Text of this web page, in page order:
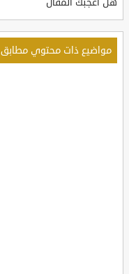
مواضيع ذات محتوي مطابق